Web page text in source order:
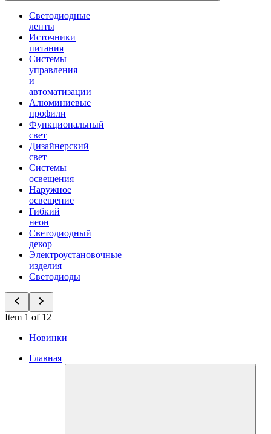
Светодиодные
ленты
Источники
питания
Системы
управления
и
автоматизации
Алюминиевые
профили
Функциональный
свет
Дизайнерский
свет
Системы
освещения
Наружное
освещение
Гибкий
неон
Светодиодный
декор
Электроустановочные
изделия
Светодиоды
Item 1 of 12
Новинки
Главная